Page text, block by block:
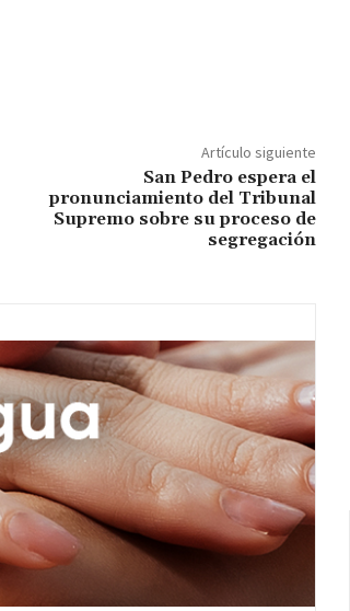
Artículo siguiente
San Pedro espera el
pronunciamiento del Tribunal
Supremo sobre su proceso de
segregación